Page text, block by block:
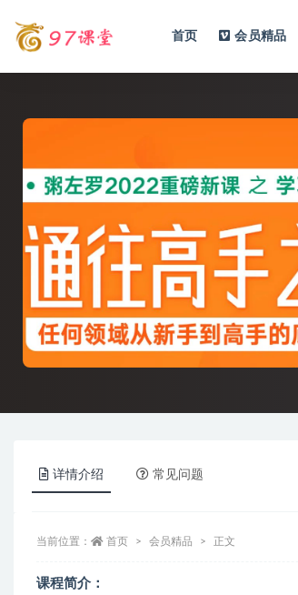
首页 会员精品
详情介绍 常见问题
当前位置： 首页 会员精品 正文
课程简介：